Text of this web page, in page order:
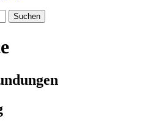
Suchen